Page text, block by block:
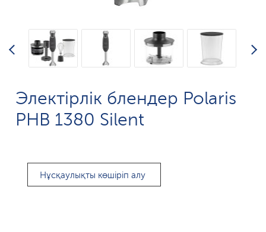
Электірлік блендер Polaris
PHB 1380 Silent
Нұсқаулықты көшіріп алу